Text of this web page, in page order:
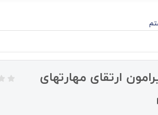
ارتقای مهارتهای